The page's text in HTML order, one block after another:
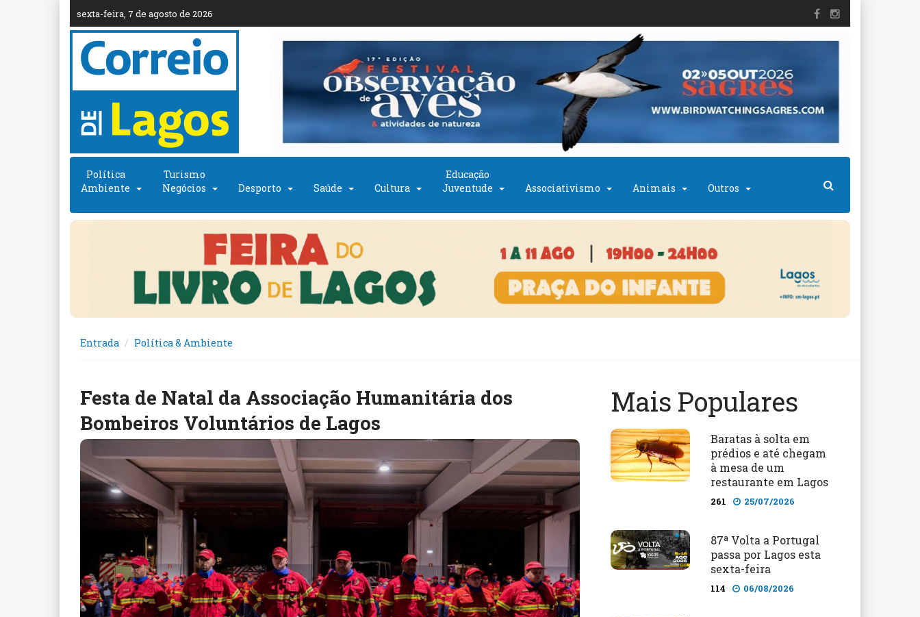
sexta-feira, 7 de agosto de 2026
Política
Ambiente
Turismo
Negócios
Desporto Saúde Cultura
Educação
Juventude
Associativismo Animais Outros
Entrada Política & Ambiente
Festa de Natal da Associação Humanitária dos
Bombeiros Voluntários de Lagos
Mais Populares
Baratas à solta em
prédios e até chegam
à mesa de um
restaurante em Lagos
261 25/07/2026
87ª Volta a Portugal
passa por Lagos esta
sexta-feira
114 06/08/2026